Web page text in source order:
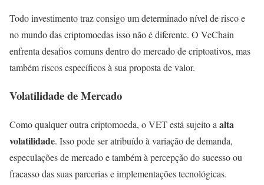
Todo investimento traz consigo um determinado nível de risco e
no mundo das criptomoedas isso não é diferente. O VeChain
enfrenta desafios comuns dentro do mercado de criptoativos, mas
também riscos específicos à sua proposta de valor.
Volatilidade de Mercado
Como qualquer outra criptomoeda, o VET está sujeito a alta
volatilidade. Isso pode ser atribuído à variação de demanda,
especulações de mercado e também à percepção do sucesso ou
fracasso das suas parcerias e implementações tecnológicas.